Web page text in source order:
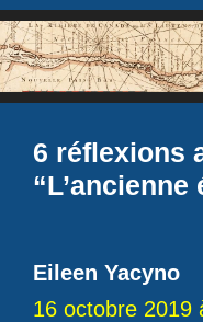
6 réflexions
Eileen Yacyno
16 octobre 2019